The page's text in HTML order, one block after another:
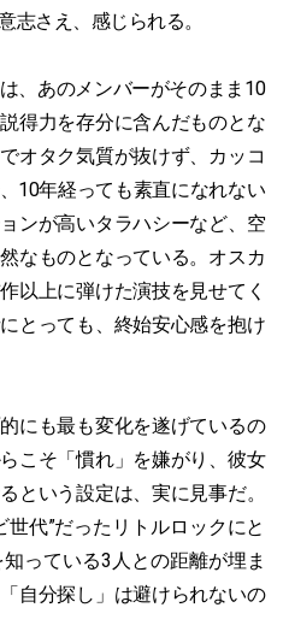
さえ、感じられる。
、あのメンバーがそのまま10
得力を存分に含んだものとな
オタク気質が抜けず、カッコ
10年経っても素直になれない
ンが高いタラハシーなど、空
なものとなっている。オスカ
以上に弾けた演技を見せてく
とっても、終始安心感を抱け
にも最も変化を遂げているの
こそ「慣れ」を嫌がり、彼女
という設定は、実に見事だ。
代”だったリトルロックにと
っている3人との距離が埋ま
自分探し」は避けられないの